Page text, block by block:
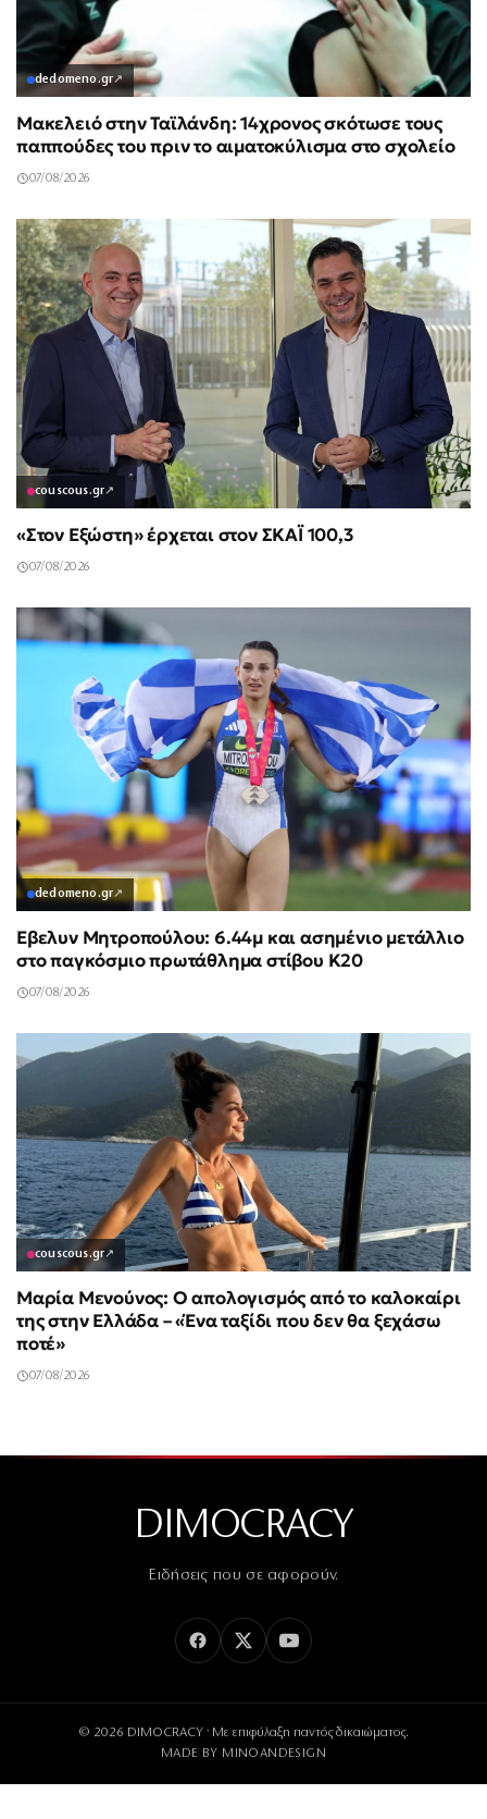
dedomeno.gr↗
Μακελειό στην Ταϊλάνδη: 14χρονος σκότωσε τους
παππούδες του πριν το αιματοκύλισμα στο σχολείο
07/08/2026
couscous.gr↗
«Στον Εξώστη» έρχεται στον ΣΚΑΪ 100,3
07/08/2026
dedomeno.gr↗
Έβελυν Μητροπούλου: 6.44μ και ασημένιο μετάλλιο
στο παγκόσμιο πρωτάθλημα στίβου Κ20
07/08/2026
couscous.gr↗
Μαρία Μενούνος: Ο απολογισμός από το καλοκαίρι
της στην Ελλάδα – «Ένα ταξίδι που δεν θα ξεχάσω
ποτέ»
07/08/2026
DIMOCRACY
Ειδήσεις που σε αφορούν.
© 2026 DIMOCRACY · Με επιφύλαξη παντός δικαιώματος.
MADE BY MINOANDESIGN